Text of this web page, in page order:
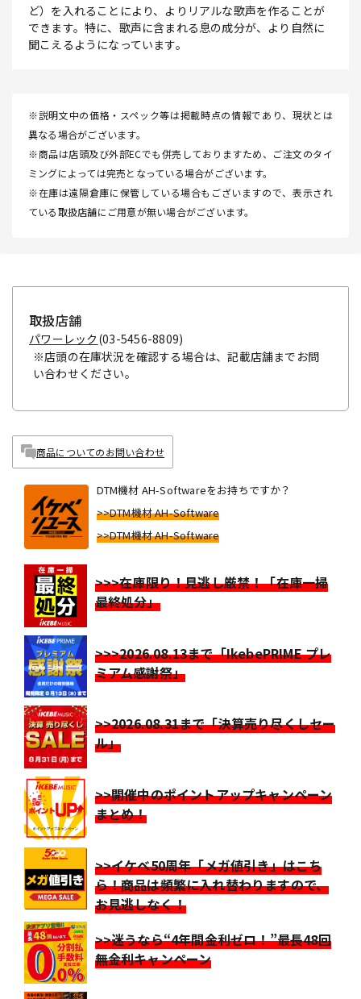
ど）を入れることにより、よりリアルな歌声を作ることが
できます。特に、歌声に含まれる息の成分が、より自然に
聞こえるようになっています。
※説明文中の価格・スペック等は掲載時点の情報であり、現状とは
異なる場合がございます。
※商品は店頭及び外部ECでも併売しておりますため、ご注文のタイ
ミングによっては完売となっている場合がございます。
※在庫は遠隔倉庫に保管している場合もございますので、表示され
ている取扱店舗にご用意が無い場合がございます。
取扱店舗
パワーレック (03-5456-8809)
※店頭の在庫状況を確認する場合は、記載店舗までお問
い合わせください。
商品についてのお問い合わせ
DTM機材 AH-Softwareをお持ちですか？
>>DTM機材 AH-Software
>>DTM機材 AH-Software
>>>在庫限り！見逃し厳禁！「在庫一掃
最終処分」
>>>2026.08.13まで「IkebePRIME プレ
ミアム感謝祭」
>>2026.08.31まで「決算売り尽くしセー
ル」
>>開催中のポイントアップキャンペーン
まとめ！
>>イケベ50周年「メガ値引き」はこち
ら！商品は頻繁に入れ替わりますので、
お見逃しなく！
>>迷うなら“4年間金利ゼロ！”最長48回
無金利キャンペーン